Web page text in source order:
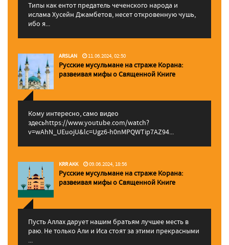
Типы как ентот предатель чеченского народа и
ислама Хусейн Джамбетов, несет откровенную чушь,
ибо я...
ARSLAN 11.06.2024, 02:50
Русские мусульмане на страже Корана:
pазвеивая мифы о Священной Книге
Кому интересно, само видео
здесьhttps://www.youtube.com/watch?
v=wAhN_UEuojU&lc=Ugz6-h0nMPQWTip7AZ94...
KRR AKK 09.06.2024, 18:56
Русские мусульмане на страже Корана:
pазвеивая мифы о Священной Книге
Пусть Аллах дарует нашим братьям лучшее месть в
раю. Не только Али и Иса стоят за этими прекрасными
...